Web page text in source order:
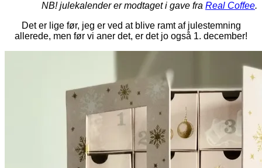
NB! julekalender er modtaget i gave fra Real Coffee.
Det er lige før, jeg er ved at blive ramt af julestemning
allerede, men før vi aner det, er det jo også 1. december!